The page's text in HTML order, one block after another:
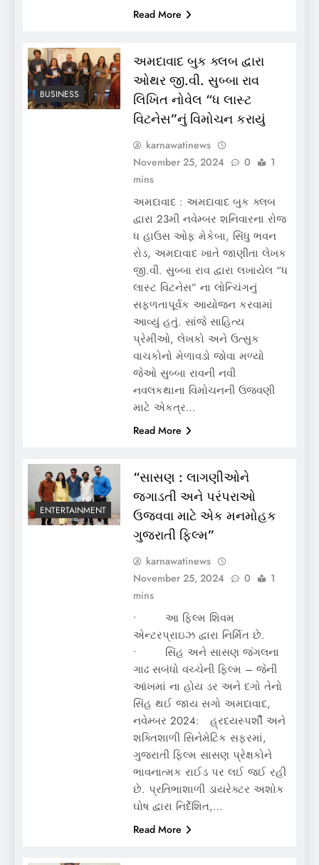
Read More
BUSINESS
અમદાવાદ બુક ક્લબ દ્વારા
ઓથર જી.વી. સુબ્બા રાવ
લિખિત નોવેલ “ધ લાસ્ટ
વિટનેસ”નું વિમોચન કરાયું
karnawatinews
November 25, 2024
0
1
mins
અમદાવાદ : અમદાવાદ બુક ક્લબ
દ્વારા 23મી નવેમ્બર શનિવારના રોજ
ધ હાઉસ ઓફ મેકેબા, સિંધુ ભવન
રોડ, અમદાવાદ ખાતે જાણીતા લેખક
જી.વી. સુબ્બા રાવ દ્વારા લખાયેલ “ધ
લાસ્ટ વિટનેસ” ના લોન્ચિંગનું
સફળતાપૂર્વક આયોજન કરવામાં
આવ્યું હતું. સાંજે સાહિત્ય
પ્રેમીઓ, લેખકો અને ઉત્સુક
વાચકોનો મેળાવડો જોવા મળ્યો
જેઓ સુબ્બા રાવની નવી
નવલકથાના વિમોચનની ઉજવણી
માટે એકત્ર…
Read More
ENTERTAINMENT
“સાસણ : લાગણીઓને
જગાડતી અને પરંપરાઓ
ઉજવવા માટે એક મનમોહક
ગુજરાતી ફિલ્મ”
karnawatinews
November 25, 2024
0
1
mins
• આ ફિલ્મ શિવમ
એન્ટરપ્રાઇઝ દ્વારા નિર્મિત છે.
• સિંહ અને સાસણ જંગલના
ગાઢ સબંધો વચ્ચેની ફિલ્મ – જેની
આંખમાં ના હોય ડર અને દગો તેનો
સિંહ થઈ જાય સગો અમદાવાદ,
નવેમ્બર 2024: હ્રદયસ્પર્શી અને
શક્તિશાળી સિનેમેટિક સફરમાં,
ગુજરાતી ફિલ્મ સાસણ પ્રેક્ષકોને
ભાવનાત્મક રાઈડ પર લઈ જઈ રહી
છે. પ્રતિભાશાળી ડાયરેક્ટર અશોક
ઘોષ દ્વારા નિર્દેશિત,…
Read More